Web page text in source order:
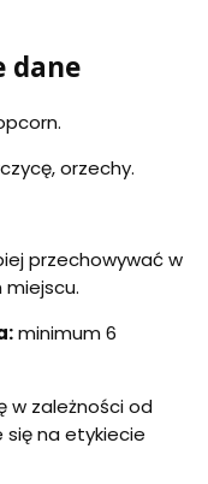
dane
orzechy.
przechowywać w
miejscu.
minimum 6
w zależności od
się na etykiecie